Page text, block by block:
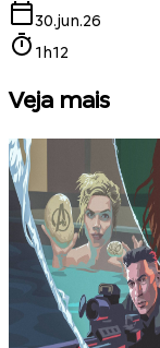
30.jun.26
1h12
Veja mais